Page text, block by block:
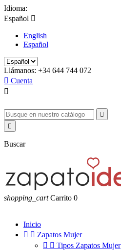
Idioma:
Español 
English
Español
Llámanos: +34 644 744 072
 Cuenta



Buscar
shopping_cart Carrito 0
Inicio
  Zapatos Mujer
  Tipos Zapatos Mujer